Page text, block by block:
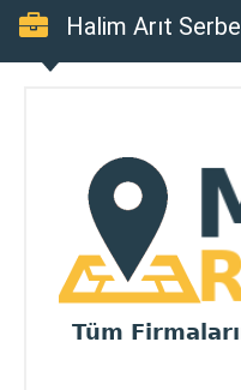
Halim Arıt